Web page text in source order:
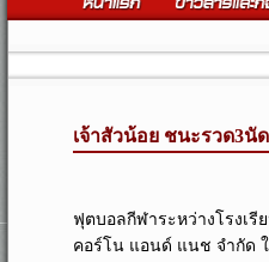
เจ้าสัวน้อย ชนะรวด3
ฟุตบอลกีฬาระหว่างโรงเรี
คอร์โน แอนด์ แนช จำกัด